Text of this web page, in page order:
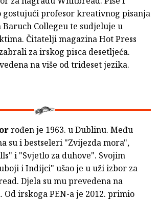
gostujući profesor kreativnog pisanja
Collegeu te sudjeluje u
Čitatelji magazina Hot Press
za irskog pisca desetljeća.
na više od trideset jezika.
rođen je 1963. u Dublinu. Među
su i bestseleri "Zvijezda mora",
i "Svjetlo za duhove". Svojim
i Indijci" ušao je u uži izbor za
Djela su mu prevedena na
Od irskoga PEN-a je 2012. primio